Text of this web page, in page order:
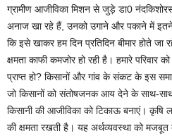
ग्रामीण आजीविका मिशन से जुड़े डा0
अनाज खा रहे हैं, उनको उगाने और पकाने में इतने
कि इसे खाकर हम दिन प्रतिदिन बीमार होते जा
क्षमता काफी कमजोर हो रही है। हमारे परिवार
प्राप्त हो? किसानों और गांव के संकट के इस
जो किसानों को संतोषजनक आय देने के साथ-साथ
किसानी की आजीविका को टिकाऊ बनाएं। कृषि
की क्षमता रखती है। यह अर्थव्यवस्था को